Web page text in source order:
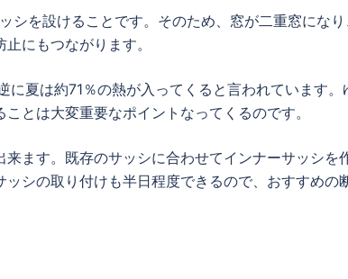
シを設けることです。そのため、窓が二重窓にな
にもつながります。
夏は約71％の熱が入ってくると言われています。
とは大変重要なポイントなってくるのです。
ます。既存のサッシに合わせてインナーサッシを
シの取り付けも半日程度できるので、おすすめの